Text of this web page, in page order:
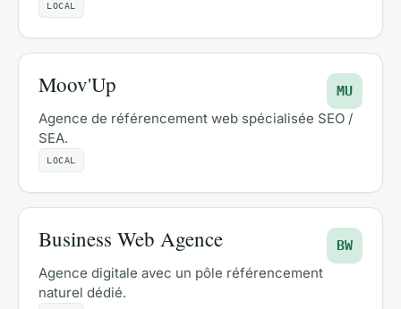
LOCAL
Moov'Up MU
Agence de référencement web spécialisée SEO /
SEA.
LOCAL
Business Web Agence BW
Agence digitale avec un pôle référencement
naturel dédié.